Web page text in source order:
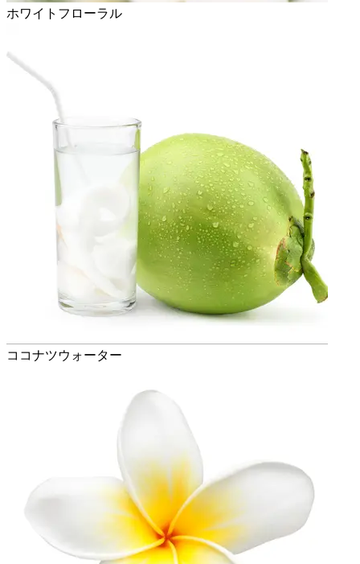
ホワイトフローラル
ココナツウォーター